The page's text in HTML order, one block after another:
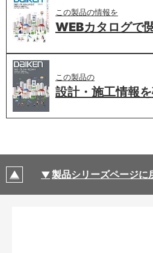
この製品の情報を
WEBカタログで
この製品の
設計・施工情報を
製品シリーズページに